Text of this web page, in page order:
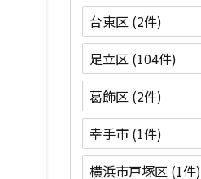
台東区 (2件)
足立区 (104件)
葛飾区 (2件)
幸手市 (1件)
横浜市戸塚区 (1件)